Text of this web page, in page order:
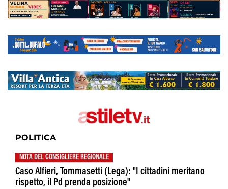
POLITICA
NOTA DEL CONSIGLIERE REGIONALE
Caso Alfieri, Tommasetti (Lega): "I cittadini meritano
rispetto, il Pd prenda posizione"